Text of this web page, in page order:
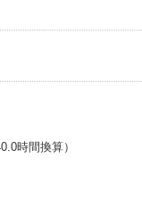
時間換算）